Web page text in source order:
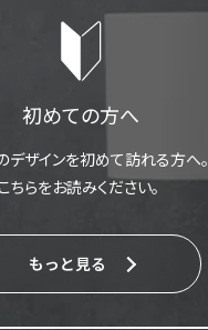
初めての方へ
デザインを初めて訪れる方へ。
ちらをお読みください。
もっと見る